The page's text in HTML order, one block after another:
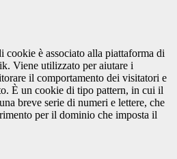
cookie è associato alla piattaforma di
Viene utilizzato per aiutare i
il comportamento dei visitatori e
È un cookie di tipo pattern, in cui il
breve serie di numeri e lettere, che
per il dominio che imposta il